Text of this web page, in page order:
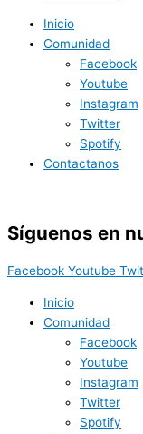
Inicio
Comunidad
Facebook
Youtube
Instagram
Twitter
Spotify
Contactanos
Síguenos en
Facebook Youtube
Inicio
Comunidad
Facebook
Youtube
Instagram
Twitter
Spotify